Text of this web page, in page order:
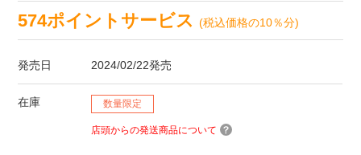
574ポイントサービス(税込価格の10％分)
発売日 2024/02/22発売
在庫 数量限定
店頭からの発送商品について